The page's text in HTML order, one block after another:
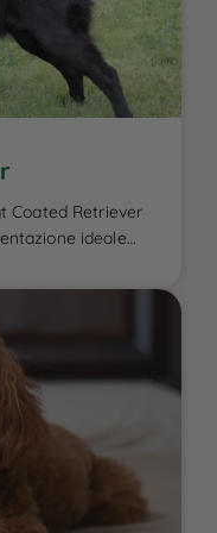
Coated Retriever
ideale
cruciale per
il benessere
che
cane attivo e
di una dieta